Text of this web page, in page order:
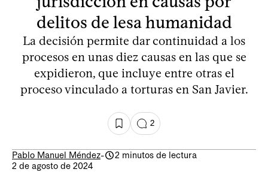
delitos de lesa humanidad
La decisión permite dar continuidad a los
procesos en unas diez causas en las que se
expidieron, que incluye entre otras el
proceso vinculado a torturas en San Javier.
2
Pablo Manuel Méndez-
2 minutos de lectura
2 de agosto de 2024